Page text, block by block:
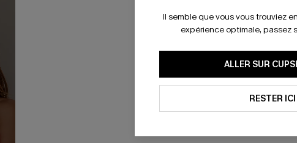
Il semble que vous vous trouviez en
expérience optimale, passez
ALLER SUR
RESTER ICI